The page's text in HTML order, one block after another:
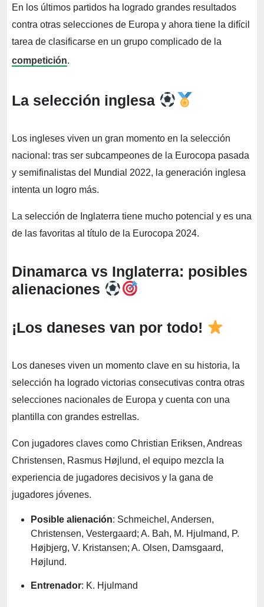
En los últimos partidos ha logrado grandes resultados
contra otras selecciones de Europa y ahora tiene la difícil
tarea de clasificarse en un grupo complicado de la
competición.
La selección inglesa
Los ingleses viven un gran momento en la selección
nacional: tras ser subcampeones de la Eurocopa pasada
y semifinalistas del Mundial 2022, la generación inglesa
intenta un logro más.
La selección de Inglaterra tiene mucho potencial y es una
de las favoritas al título de la Eurocopa 2024.
Dinamarca vs Inglaterra: posibles
alienaciones
¡Los daneses van por todo!
Los daneses viven un momento clave en su historia, la
selección ha logrado victorias consecutivas contra otras
selecciones nacionales de Europa y cuenta con una
plantilla con grandes estrellas.
Con jugadores claves como Christian Eriksen, Andreas
Christensen, Rasmus Højlund, el equipo mezcla la
experiencia de jugadores decisivos y la gana de
jugadores jóvenes.
Posible alienación: Schmeichel, Andersen,
Christensen, Vestergaard; A. Bah, M. Hjulmand, P.
Højbjerg, V. Kristansen; A. Olsen, Damsgaard,
Højlund.
Entrenador: K. Hjulmand